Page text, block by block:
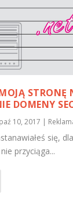
STRONĘ
DOMENY
paź 10, 2017 |
się,
przyciąga...